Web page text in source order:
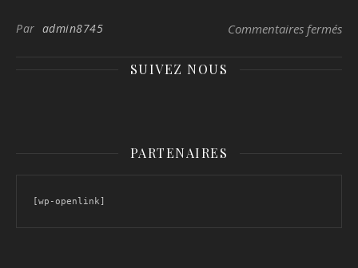
Par admin8745 Commentaires fermés
SUIVEZ NOUS
PARTENAIRES
[wp-openlink]